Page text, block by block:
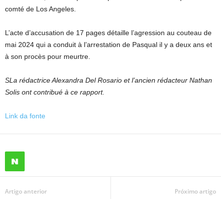
comté de Los Angeles.
L’acte d’accusation de 17 pages détaille l’agression au couteau de
mai 2024 qui a conduit à l’arrestation de Pasqual il y a deux ans et
à son procès pour meurtre.
SLa rédactrice Alexandra Del Rosario et l’ancien rédacteur Nathan
Solis ont contribué à ce rapport.
Link da fonte
Artigo anterior Próximo artigo